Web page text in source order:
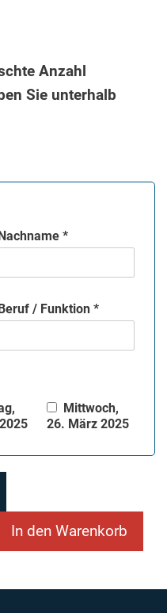
Anzahl
Sie unterhalb
*
/ Funktion *
Mittwoch,
26. März 2025
In den Warenkorb